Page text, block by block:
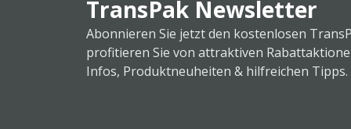
TransPak Newsletter
Abonnieren Sie jetzt den kostenlosen
profitieren Sie von attraktiven
Infos, Produktneuheiten & hilfreichen Tipps.